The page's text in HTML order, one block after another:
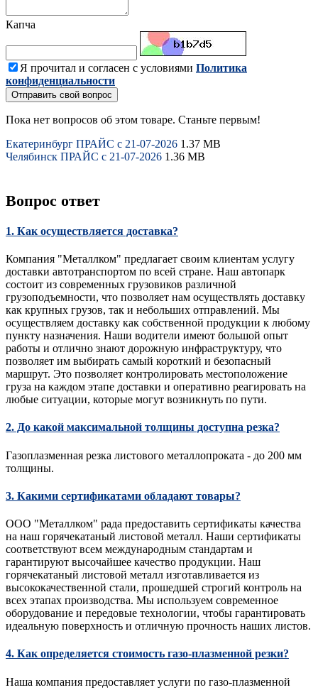
Капча
Я прочитал и согласен с условиями Политика
конфиденциальности
Отправить свой вопрос
Пока нет вопросов об этом товаре. Станьте первым!
Екатеринбург ПРАЙС с 21-07-2026 1.37 MB
Челябинск ПРАЙС с 21-07-2026 1.36 MB
Вопрос ответ
1. Как осуществляется доставка?
Компания "Металлком" предлагает своим клиентам услугу
доставки автотранспортом по всей стране. Наш автопарк
состоит из современных грузовиков различной
грузоподъемности, что позволяет нам осуществлять доставку
как крупных грузов, так и небольших отправлений. Мы
осуществляем доставку как собственной продукции к любому
пункту назначения. Наши водители имеют большой опыт
работы и отлично знают дорожную инфраструктуру, что
позволяет им выбирать самый короткий и безопасный
маршрут. Это позволяет контролировать местоположение
груза на каждом этапе доставки и оперативно реагировать на
любые ситуации, которые могут возникнуть по пути.
2. До какой максимальной толщины доступна резка?
Газоплазменная резка листового металлопроката - до 200 мм
толщины.
3. Какими сертификатами обладают товары?
ООО "Металлком" рада предоставить сертификаты качества
на наш горячекатаный листовой металл. Наши сертификаты
соответствуют всем международным стандартам и
гарантируют высочайшее качество продукции. Наш
горячекатаный листовой металл изготавливается из
высококачественной стали, прошедшей строгий контроль на
всех этапах производства. Мы используем современное
оборудование и передовые технологии, чтобы гарантировать
идеальную поверхность и отличную прочность наших листов.
4. Как определяется стоимость газо-плазменной резки?
Наша компания предоставляет услуги по газо-плазменной